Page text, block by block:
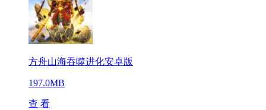
方舟山海吞噬进化安卓版
197.0MB
查 看